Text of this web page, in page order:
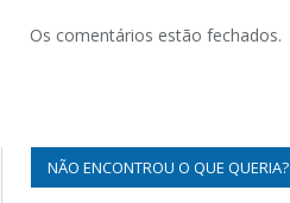
Os comentários estão fechados.
NÃO ENCONTROU O QUE QUERIA?